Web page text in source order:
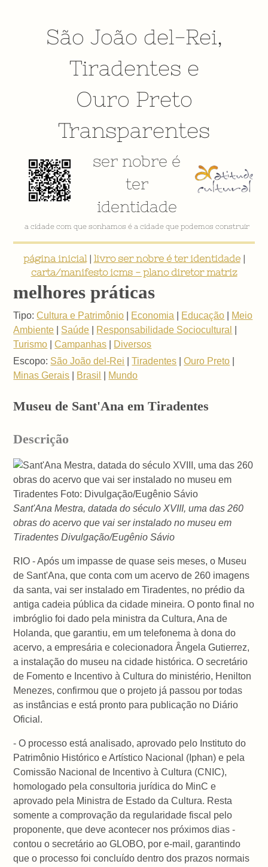
São João del-Rei,
Tiradentes e
Ouro Preto
Transparentes
ser nobre é
ter
identidade
a cidade com que sonhamos é a cidade que podemos construir
página inicial| livro ser nobre é ter identidade|
carta/manifesto icms - plano diretor matriz
melhores práticas
Tipo: Cultura e Patrimônio Economia Educação
Meio
Ambiente
Saúde Responsabilidade Sociocultural
Turismo |Campanhas
Diversos
Escopo: São João del-Rei |Tiradentes |Ouro Preto
Minas Gerais
Brasil Mundo
Museu de Sant'Ana em Tiradentes
Descrição
Sant'Ana Mestra, datada do século XVIII, uma das 260
obras do acervo que vai ser instalado no museu em
Tiradentes Divulgação/Eugênio Sávio
RIO - Após um impasse de quase seis meses, o Museu
de Sant'Ana, que conta com um acervo de 260 imagens
da santa, vai ser instalado em Tiradentes, no prédio da
antiga cadeia pública da cidade mineira. O ponto final no
imbróglio foi dado pela ministra da Cultura, Ana de
Holanda, que garantiu, em um telefonema à dona do
acervo, a empresária e colecionadora Ângela Gutierrez,
a instalação do museu na cidade histórica. O secretário
de Fomento e Incentivo à Cultura do ministério, Henilton
Menezes, confirmou que o projeto já passou por todas
as instâncias e está pronto para publicação no Diário
Oficial.
- O processo está analisado, aprovado pelo Instituto do
Patrimônio Histórico e Artístico Nacional (Iphan) e pela
Comissão Nacional de Incentivo à Cultura (CNIC),
homologado pela consultoria jurídica do MinC e
aprovado pela Ministra de Estado da Cultura. Resta
somente a comprovação da regularidade fiscal pelo
proponente, que deve acontecer nos próximos dias -
contou o secretário ao GLOBO, por e-mail, garantindo
que o processo foi concluído dentro dos prazos normais